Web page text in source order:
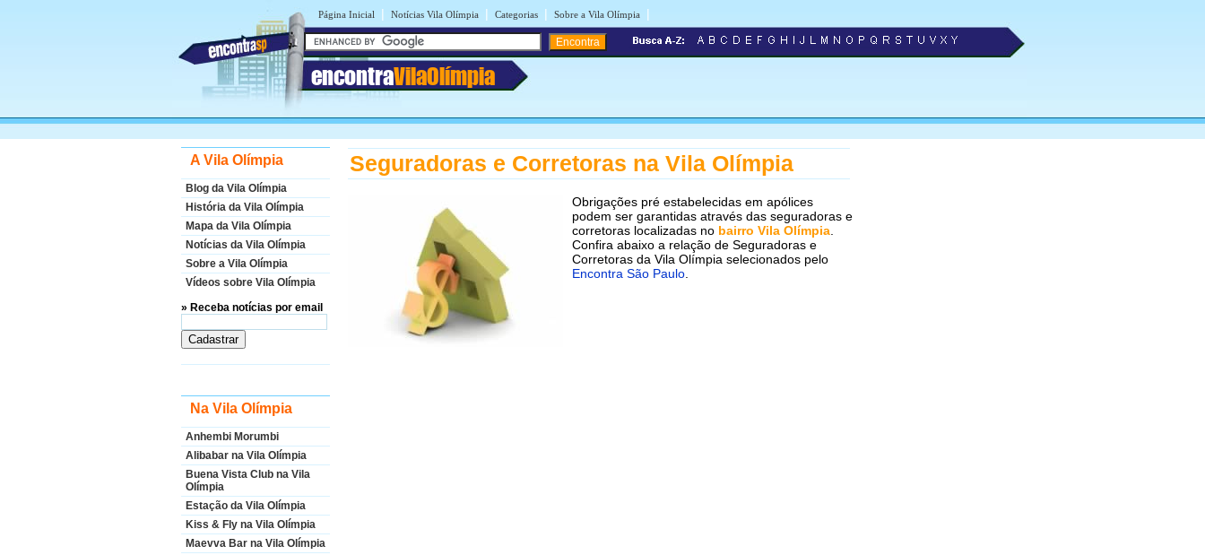
Página Inicial | Notícias Vila Olímpia | Categorias | Sobre a Vila Olímpia |
encontraVilaOlímpia
A Vila Olímpia
Blog da Vila Olímpia
História da Vila Olímpia
Mapa da Vila Olímpia
Notícias da Vila Olímpia
Sobre a Vila Olímpia
Vídeos sobre Vila Olímpia
» Receba notícias por email
Na Vila Olímpia
Anhembi Morumbi
Alibabar na Vila Olímpia
Buena Vista Club na Vila
Olímpia
Estação da Vila Olímpia
Kiss & Fly na Vila Olímpia
Maevva Bar na Vila Olímpia
Seguradoras e Corretoras na Vila Olímpia
Obrigações pré estabelecidas em apólices
podem ser garantidas através das seguradoras e
corretoras localizadas no bairro Vila Olímpia
Confira abaixo a relação de Seguradoras e
Corretoras da Vila Olímpia selecionados pelo
Encontra São Paulo